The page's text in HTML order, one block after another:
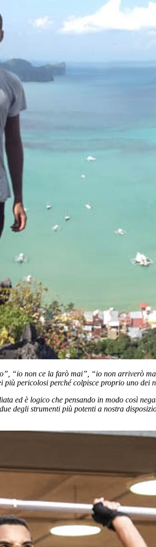
“io non ce la farò mai”, “io non arriverò
più pericolosi perché colpisce proprio uno
ed è logico che pensando in modo così
degli strumenti più potenti a nostra